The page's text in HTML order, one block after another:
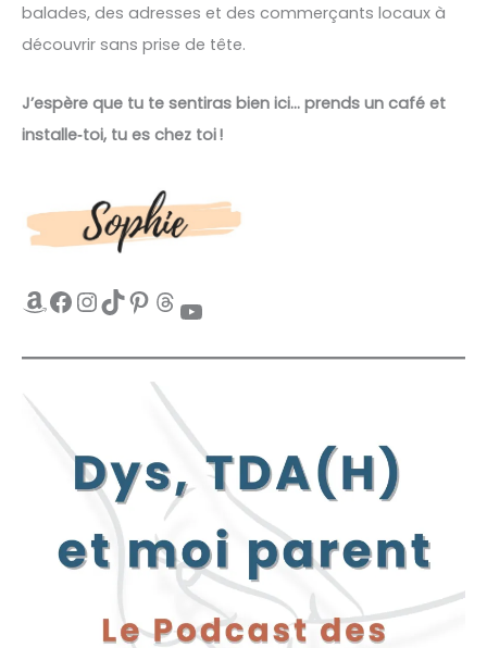
balades, des adresses et des commerçants locaux à
découvrir sans prise de tête.
J’espère que tu te sentiras bien ici… prends un café et
installe‑toi, tu es chez toi !
Amazon Facebook InstagramTikTok Pinterest Threads YouTube